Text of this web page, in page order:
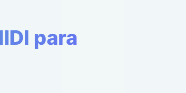
para